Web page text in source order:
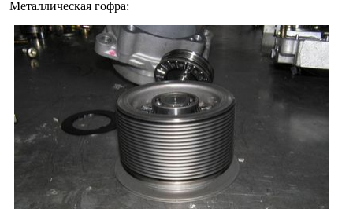
Металлическая гофра: